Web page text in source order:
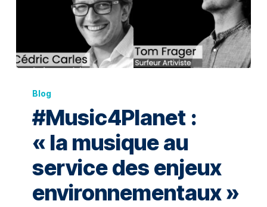
Blog
#Music4Planet :
« la musique au
service des enjeux
environnementaux »